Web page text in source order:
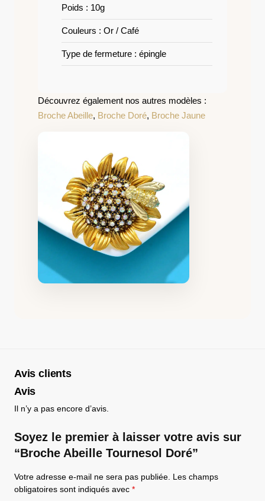
Poids : 10g
Couleurs : Or / Café
Type de fermeture : épingle
Découvrez également nos autres modèles :
Broche Abeille, Broche Doré, Broche Jaune
Avis clients
Avis
Il n’y a pas encore d’avis.
Soyez le premier à laisser votre avis sur
“Broche Abeille Tournesol Doré”
Votre adresse e-mail ne sera pas publiée. Les champs
obligatoires sont indiqués avec *